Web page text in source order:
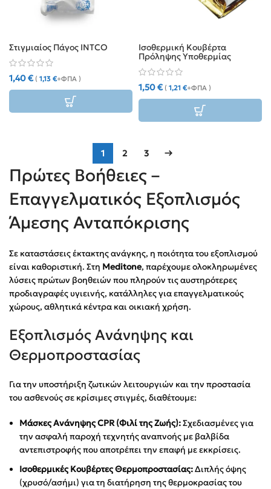
Στιγμιαίος Πάγος INTCO
1,40€ ( 1,13 €+ΦΠΑ )
Ισοθερμική Κουβέρτα
Πρόληψης Υποθερμίας
1,50€ ( 1,21 €+ΦΠΑ )
1 2 3 →
Πρώτες Βοήθειες –
Επαγγελματικός Εξοπλισμός
Άμεσης Ανταπόκρισης
Σε καταστάσεις έκτακτης ανάγκης, η ποιότητα του εξοπλισμού
είναι καθοριστική. Στη Meditone, παρέχουμε ολοκληρωμένες
λύσεις πρώτων βοηθειών που πληρούν τις αυστηρότερες
προδιαγραφές υγιεινής, κατάλληλες για επαγγελματικούς
χώρους, αθλητικά κέντρα και οικιακή χρήση.
Εξοπλισμός Ανάνηψης και
Θερμοπροστασίας
Για την υποστήριξη ζωτικών λειτουργιών και την προστασία
του ασθενούς σε κρίσιμες στιγμές, διαθέτουμε:
Μάσκες Ανάνηψης CPR (Φιλί της Ζωής):Σχεδιασμένες για
την ασφαλή παροχή τεχνητής αναπνοής με βαλβίδα
αντεπιστροφής που αποτρέπει την επαφή με εκκρίσεις.
Ισοθερμικές Κουβέρτες Θερμοπροστασίας:Διπλής όψης
(χρυσό/ασήμι) για τη διατήρηση της θερμοκρασίας του